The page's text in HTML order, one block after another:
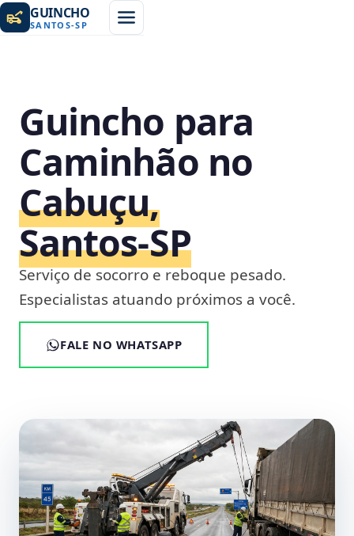
GUINCHO
SANTOS-SP
Guincho para
Caminhão no
Cabuçu,
Santos‑SP
Serviço de socorro e reboque pesado.
Especialistas atuando próximos a você.
FALE NO WHATSAPP